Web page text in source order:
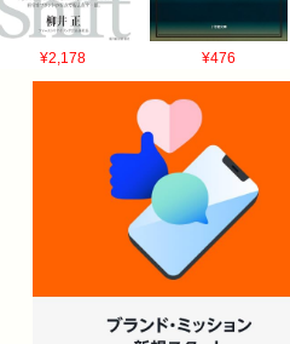
¥2,178 ¥476